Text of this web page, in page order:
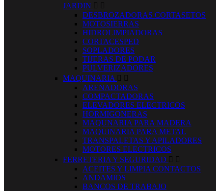
JARDIN  
DESBROZADORAS CORTASETOS
MOTOSIERRAS
HIDROLIMPIADORAS
CORTACESPED
SOPLADORES
TIJERAS DE PODAR
PULVERIZADORES
MAQUINARIA  
ARENADORAS
COMPACTADORAS
ELEVADORES ELECTRICOS
HORMIGONERAS
MAQUNARIA PARA MADERA
MAQUINARIA PARA METAL
TRANSPALETAS Y APILADORES
MOTORES ELECTRICOS
FERRETERIA Y SEGURIDAD  
ACEITES Y LIMPIA CONTACTOS
ANDAMIOS
BANCOS DE TRABAJO